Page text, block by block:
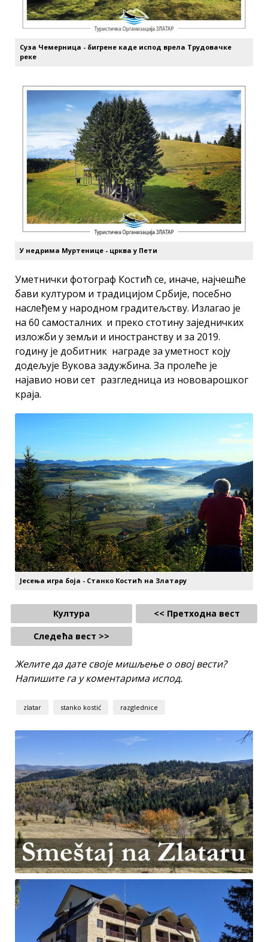
Суза Чемерница - бигрене каде испод врела Трудовачке
реке
У недрима Муртенице - црква у Пети
Уметнички фотограф Костић се, иначе, најчешће
бави културом и традицијом Србије, посебно
наслеђем у народном градитељству. Излагао је
на 60 самосталних и преко стотину заједничких
изложби у земљи и иностранству и за 2019.
годину је добитник награде за уметност коју
додељује Вукова задужбина. За пролеће је
најавио нови сет разгледница из нововарошког
краја.
Јесења игра боја - Станко Костић на Златару
Култура
<< Претходна вест
Следећа вест >>
Желите да дате своје мишљење о овој вести?
Напишите га у коментарима испод.
zlatar stanko kostić razglednice